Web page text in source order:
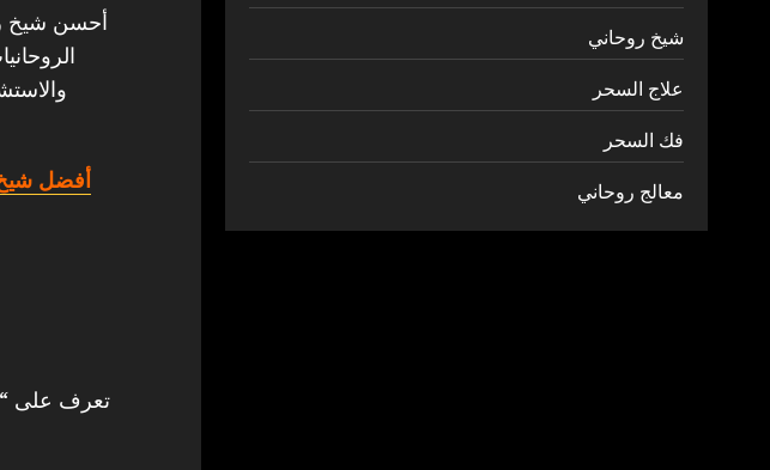
أحسن شيخ
أفضل
تعرف على
شيخ روحاني
علاج السحر
فك السحر
معالج روحاني